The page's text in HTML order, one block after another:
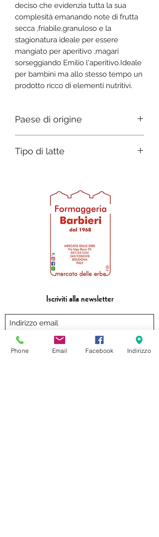
deciso che evidenzia tutta la sua
complesità emanando note di frutta
secca ,friabile,granuloso e la
stagionatura ideale per essere
mangiato per aperitivo ,magari
sorseggiando Emilio l'aperitivo.Ideale
per bambini ma allo stesso tempo un
prodotto ricco di elementi nutritivi.
Paese di origine
Tipo di latte
Iscriviti alla newsletter
Phone Email Facebook Indirizzo